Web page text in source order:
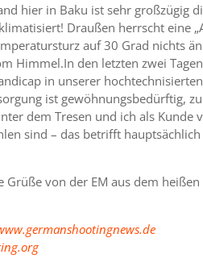
hier in Baku ist sehr großzügig
Draußen herrscht eine
auf 30 Grad nichts
Himmel.In den letzten zwei
in unserer
ist gewöhnungsbedürftig,
dem Tresen und ich als
sind – das betrifft
Grüße von der EM aus dem heißen